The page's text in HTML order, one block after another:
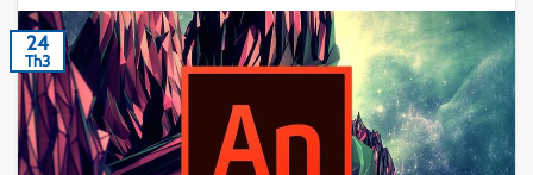
24
Th3